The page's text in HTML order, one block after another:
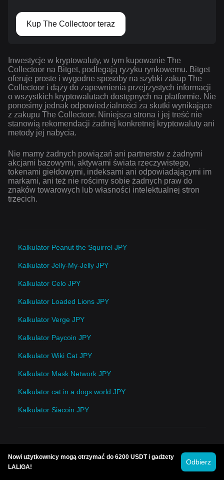
Kup The Collectoor teraz
Inwestycje w kryptowaluty, w tym kupowanie The
Collectoor na Bitget, podlegają ryzyku rynkowemu. Bitget
oferuje proste i wygodne sposoby na szybki zakup The
Collectoor i dąży do zapewnienia przejrzystych informacji
o wszystkich kryptowalutach dostępnych na platformie. Nie
ponosimy jednak odpowiedzialności za skutki wynikające
z zakupu The Collectoor. Niniejsza strona i jej treść nie
stanowią rekomendacji żadnej konkretnej kryptowaluty ani
metody jej nabycia.
Nie mamy żadnych powiązań ani partnerstw z żadnymi
akcjami bazowymi, aktywami świata rzeczywistego,
tokenami giełdowymi, indeksami ani odpowiadającymi im
markami, ani też nie rościmy sobie żadnych praw do
znaków towarowych lub własności intelektualnej stron
trzecich.
Kalkulator Peanut the Squirrel JPY
Kalkulator Jelly-My-Jelly JPY
Kalkulator Celo JPY
Kalkulator Loaded Lions JPY
Kalkulator Verge JPY
Kalkulator Paycoin JPY
Kalkulator Wiki Cat JPY
Kalkulator Mask Network JPY
Kalkulator cat in a dogs world JPY
Kalkulator Siacoin JPY
Nowi użytkownicy mogą otrzymać do 6200 USDT i gadżety
LALIGA!
Odbierz